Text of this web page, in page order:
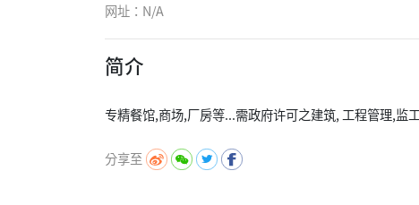
网址： N/A
简介
分享至